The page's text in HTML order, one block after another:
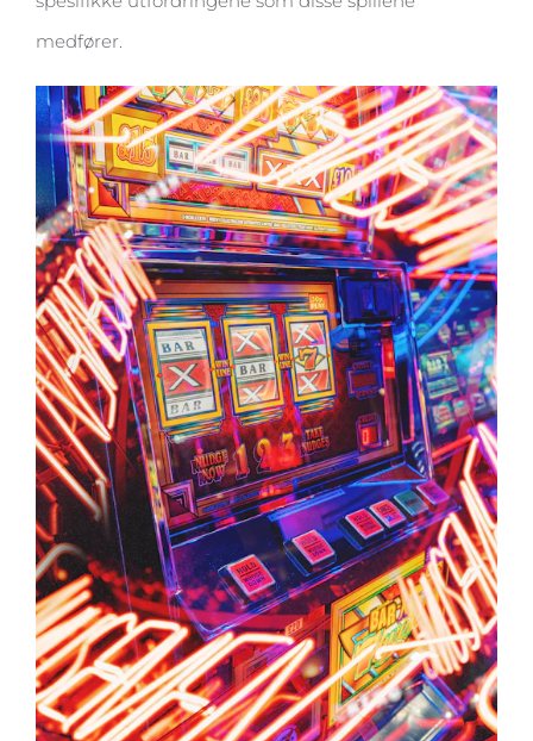
medfører.